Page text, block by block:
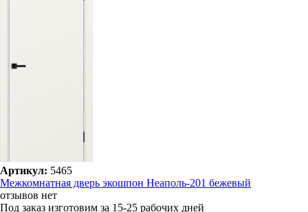
Артикул: 5465
Межкомнатная дверь экошпон Неаполь-201 бежевый
отзывов нет
Под заказ изготовим за 15-25 рабочих дней